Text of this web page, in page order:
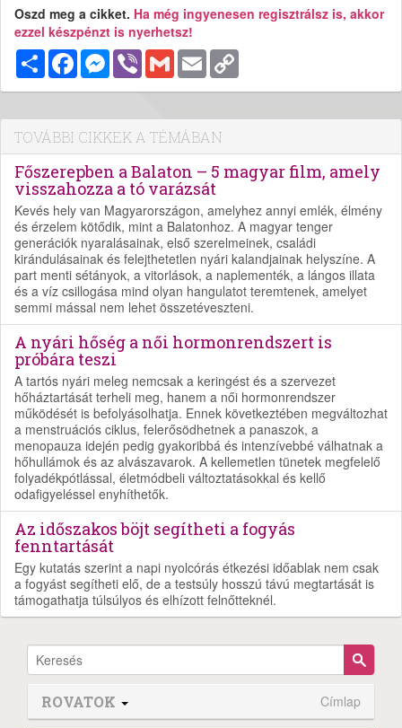
Oszd meg a cikket. Ha még ingyenesen regisztrálsz is, akkor
ezzel készpénzt is nyerhetsz!
MegosztásFacebookMessenger
Viber Gmail Email
TOVÁBBI CIKKEK A TÉMÁBAN
Főszerepben a Balaton – 5 magyar film, amely
visszahozza a tó varázsát
Kevés hely van Magyarországon, amelyhez annyi emlék, élmény
és érzelem kötődik, mint a Balatonhoz. A magyar tenger
generációk nyaralásainak, első szerelmeinek, családi
kirándulásainak és felejthetetlen nyári kalandjainak helyszíne. A
part menti sétányok, a vitorlások, a naplementék, a lángos illata
és a víz csillogása mind olyan hangulatot teremtenek, amelyet
semmi mással nem lehet összetéveszteni.
A nyári hőség a női hormonrendszert is
próbára teszi
A tartós nyári meleg nemcsak a keringést és a szervezet
hőháztartását terheli meg, hanem a női hormonrendszer
működését is befolyásolhatja. Ennek következtében megváltozhat
a menstruációs ciklus, felerősödhetnek a panaszok, a
menopauza idején pedig gyakoribbá és intenzívebbé válhatnak a
hőhullámok és az alvászavarok. A kellemetlen tünetek megfelelő
folyadékpótlással, életmódbeli változtatásokkal és kellő
odafigyeléssel enyhíthetők.
Az időszakos böjt segítheti a fogyás
fenntartását
Egy kutatás szerint a napi nyolcórás étkezési időablak nem csak
a fogyást segítheti elő, de a testsúly hosszú távú megtartását is
támogathatja túlsúlyos és elhízott felnőtteknél.
ROVATOK Címlap